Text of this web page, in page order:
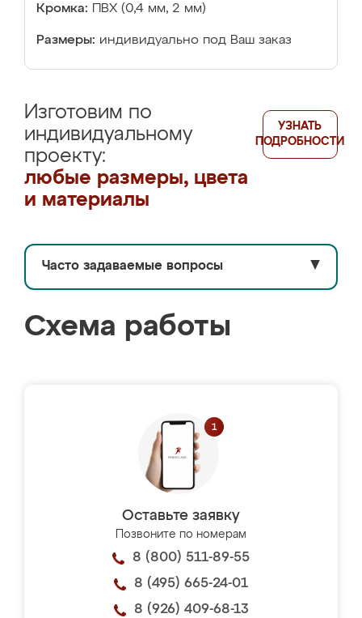
Кромка: ПВХ (0,4 мм, 2 мм)
Размеры: индивидуально под Ваш заказ
Изготовим по
индивидуальному
проекту:
любые размеры, цвета
и материалы
УЗНАТЬ
ПОДРОБНОСТИ
Часто задаваемые вопросы ▼
Схема работы
Оставьте заявку
Позвоните по номерам
8 (800) 511-89-55
8 (495) 665-24-01
8 (926) 409-68-13